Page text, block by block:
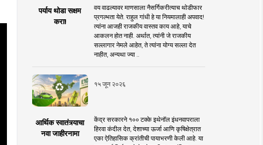
पर्याय थोडा सक्षम
करा!
वय वाढल्यावर माणसाला नैसर्गिकरीत्याच थोडीफार
प्रगल्भता येते. राहुल गांधी हे या नियमालाही अपवाद!
त्यांना आजही राजकीय वास्तव काय आहे, याचे
आकलन होत नाही. अर्थात, त्यांनी जे राजकीय
सल्लागार नेमले आहेत, ते त्यांना योग्य सल्ला देत
नाहीत, अन्यथा ज्या ..
१५ जून २०२६
आर्थिक स्वातंत्र्याचा
नवा जाहीरनामा
केंद्र सरकारने १०० टक्के इथेनॉल इंधनवापराला
हिरवा कंदील देत, देशाच्या ऊर्जा आणि कृषिक्षेत्रात
एका ऐतिहासिक क्रांतीची पायाभरणी केली आहे. या